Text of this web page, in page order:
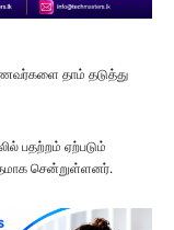
தாம் தடுத்து
பதற்றம் ஏற்படும்
சென்றுள்ளனர்.